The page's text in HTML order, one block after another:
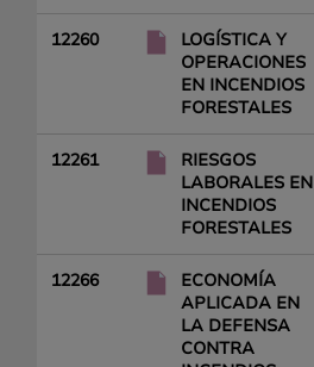
12260
LOGÍSTICA Y
OPERACIONES
EN INCENDIOS
FORESTALES
12261
RIESGOS
LABORALES EN
INCENDIOS
FORESTALES
12266
ECONOMÍA
APLICADA EN
LA DEFENSA
CONTRA